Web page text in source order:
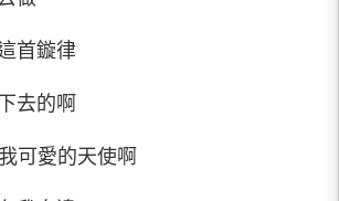
首鏇律
去的啊
可愛的天使啊